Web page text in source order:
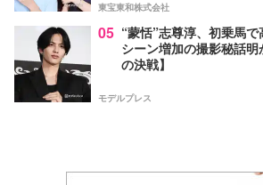
東宝東和株式会社
05 “蒙恬”志尊淳、初乗馬
シーン増加の撮影秘話
の決戦】
モデルプレス